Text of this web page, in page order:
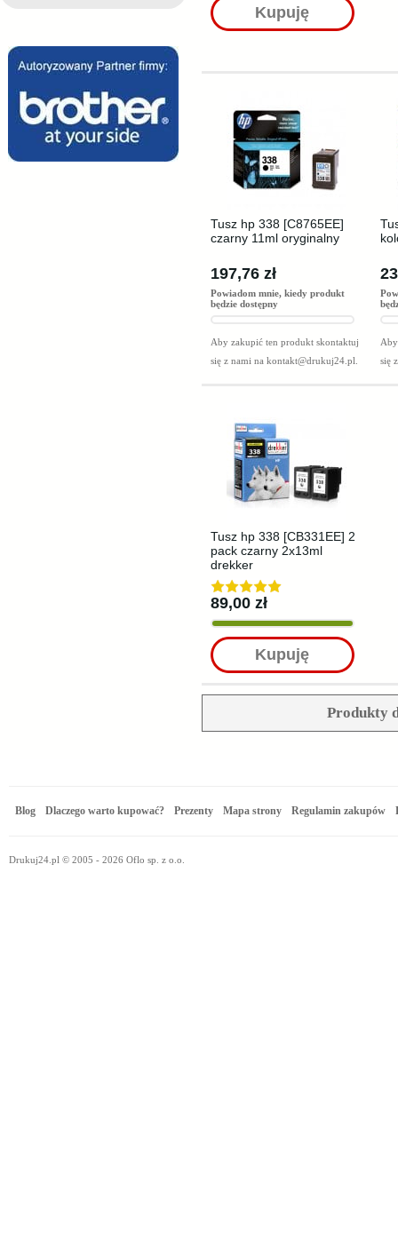
Kupuję
Tusz hp 338 [C8765EE]
czarny 11ml oryginalny
197,76 zł
Powiadom mnie, kiedy produkt
będzie dostępny
Aby zakupić ten produkt skontaktuj
się z nami na kontakt@drukuj24.pl
się
Tusz hp 338 [CB331EE] 2
pack czarny 2x13ml
drekker
89,00 zł
Kupuję
Produkty
Blog Dlaczego warto kupować? Prezenty Mapa strony Regulamin zakupów
Drukuj24.pl © 2005 - 2026 Oflo sp. z o.o.